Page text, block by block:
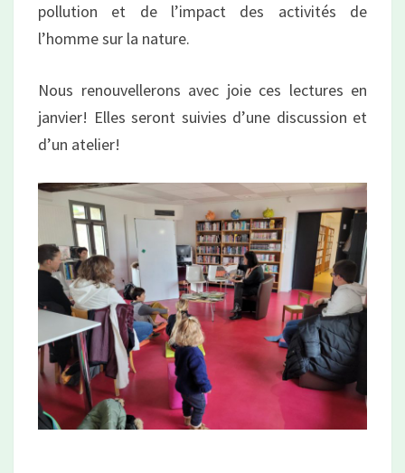
pollution et de l’impact des activités de
l’homme sur la nature.
Nous renouvellerons avec joie ces lectures en
janvier! Elles seront suivies d’une discussion et
d’un atelier!